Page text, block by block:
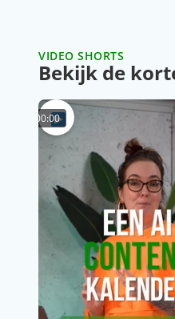
VIDEO SHORTS
Bekijk de
00:00